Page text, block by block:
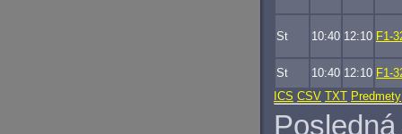
St 10:40 12:10 F1-
St 10:40 12:10 F1-
ICS CSV TXT Predmety